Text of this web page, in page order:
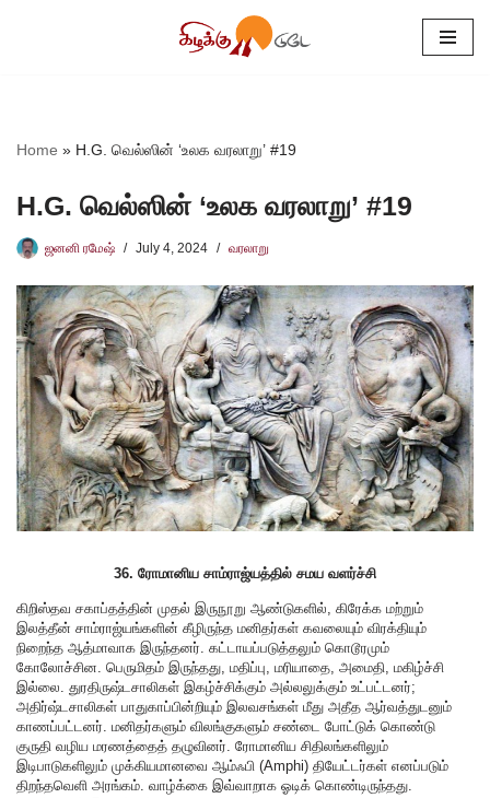
Home » H.G. வெல்ஸின் ‘உலக வரலாறு’ #19
H.G. வெல்ஸின் ‘உலக வரலாறு’ #19
ஜனனி ரமேஷ் July 4, 2024 வரலாறு
36. ரோமானிய சாம்ராஜ்யத்தில் சமய வளர்ச்சி
கிறிஸ்தவ சகாப்தத்தின் முதல் இருநூறு ஆண்டுகளில், கிரேக்க மற்றும்
இலத்தீன் சாம்ராஜ்யங்களின் கீழிருந்த மனிதர்கள் கவலையும் விரக்தியும்
நிறைந்த ஆத்மாவாக இருந்தனர். கட்டாயப்படுத்தலும் கொடூரமும்
கோலோச்சின. பெருமிதம் இருந்தது, மதிப்பு, மரியாதை, அமைதி, மகிழ்ச்சி
இல்லை. துரதிருஷ்டசாலிகள் இகழ்ச்சிக்கும் அல்லலுக்கும் உட்பட்டனர்;
அதிர்ஷ்டசாலிகள் பாதுகாப்பின்றியும் இலவசங்கள் மீது அதீத ஆர்வத்துடனும்
காணப்பட்டனர். மனிதர்களும் விலங்குகளும் சண்டை போட்டுக் கொண்டு
குருதி வழிய மரணத்தைத் தழுவினர். ரோமானிய சிதிலங்களிலும்
இடிபாடுகளிலும் முக்கியமானவை ஆம்ஃபி (Amphi) தியேட்டர்கள் எனப்படும்
திறந்தவெளி அரங்கம். வாழ்க்கை இவ்வாறாக ஓடிக் கொண்டிருந்தது.